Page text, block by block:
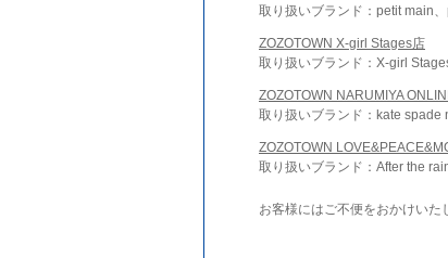
取り扱いブランド：petit main
ZOZOTOWN X-girl Stages店
取り扱いブランド：X-girl
ZOZOTOWN NARUMIYA
取り扱いブランド：kate
ZOZOTOWN
取り扱いブランド：After the
お客様にはご不便をおかけいた